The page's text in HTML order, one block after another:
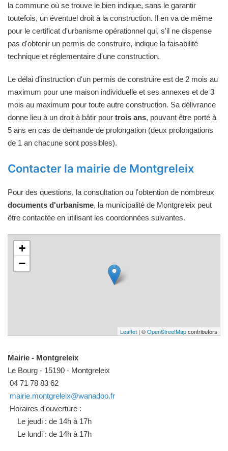
la commune où se trouve le bien indique, sans le garantir
toutefois, un éventuel droit à la construction. Il en va de même
pour le certificat d'urbanisme opérationnel qui, s'il ne dispense
pas d'obtenir un permis de construire, indique la faisabilité
technique et réglementaire d'une construction.
Le délai d'instruction d'un permis de construire est de 2 mois au
maximum pour une maison individuelle et ses annexes et de 3
mois au maximum pour toute autre construction. Sa délivrance
donne lieu à un droit à bâtir pour trois ans, pouvant être porté à
5 ans en cas de demande de prolongation (deux prolongations
de 1 an chacune sont possibles).
Contacter la mairie de Montgreleix
Pour des questions, la consultation ou l'obtention de nombreux
documents d'urbanisme, la municipalité de Montgreleix peut
être contactée en utilisant les coordonnées suivantes.
+
−
Leaflet | ©OpenStreetMapcontributors
Mairie - Montgreleix
Le Bourg - 15190 - Montgreleix
04 71 78 83 62
mairie.montgreleix@wanadoo.fr
Horaires d'ouverture :
Le jeudi : de 14h à 17h
Le lundi : de 14h à 17h